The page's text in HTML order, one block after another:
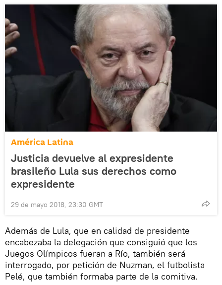
América Latina
Justicia devuelve al expresidente
brasileño Lula sus derechos como
expresidente
29 de mayo 2018, 23:30 GMT
Además de Lula, que en calidad de presidente
encabezaba la delegación que consiguió que los
Juegos Olímpicos fueran a Río, también será
interrogado, por petición de Nuzman, el futbolista
Pelé, que también formaba parte de la comitiva.